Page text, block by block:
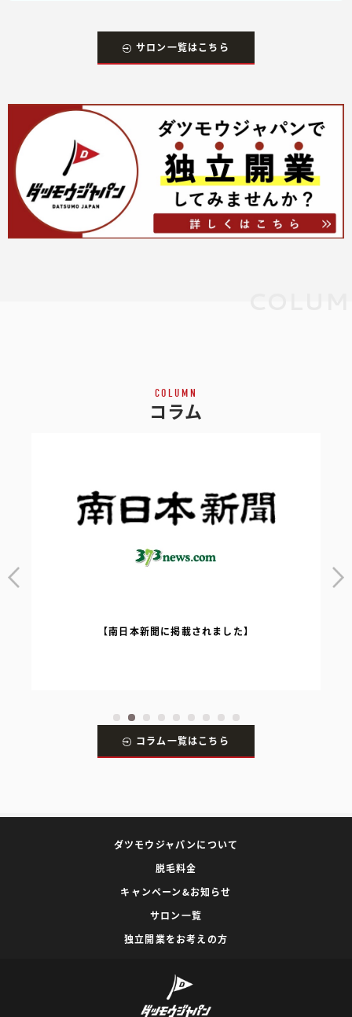
サロン一覧はこちら
COLUMN
コラム
【南日本新聞に掲載されました】
コラム一覧はこちら
ダツモウジャパンについて
脱毛料金
キャンペーン&お知らせ
サロン一覧
独立開業をお考えの方